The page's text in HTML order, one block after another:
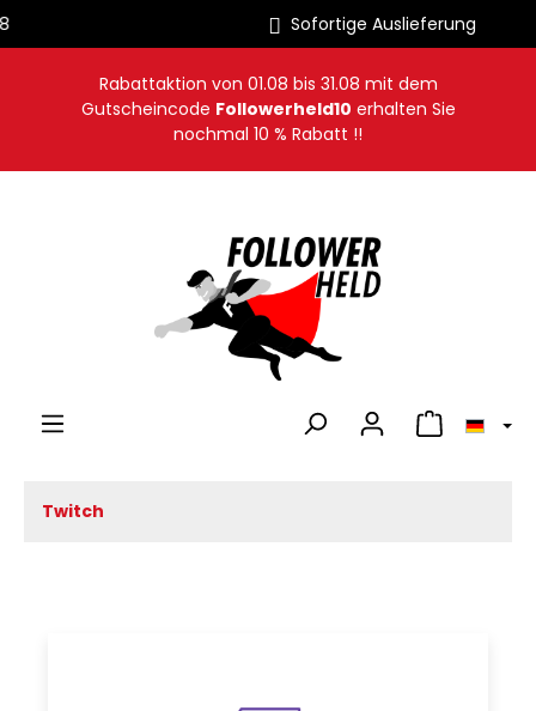
springen Sofortige Auslieferung
Rabattaktion von 01.08 bis 31.08 mit dem
Gutscheincode Followerheld10 erhalten Sie
nochmal 10 % Rabatt !!
Warenkorb
Twitch